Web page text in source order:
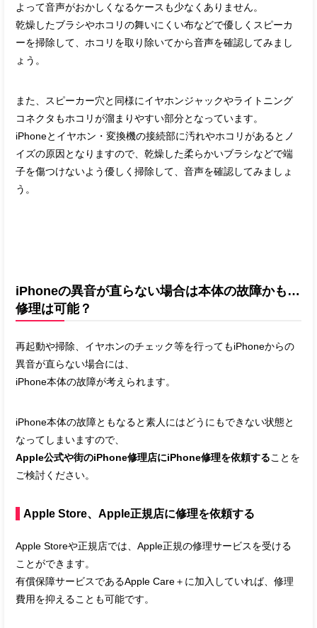
よって音声がおかしくなるケースも少なくありません。
乾燥したブラシやホコリの舞いにくい布などで優しくスピーカ
ーを掃除して、ホコリを取り除いてから音声を確認してみまし
ょう。
また、スピーカー穴と同様にイヤホンジャックやライトニング
コネクタもホコリが溜まりやすい部分となっています。
iPhoneとイヤホン・変換機の接続部に汚れやホコリがあるとノ
イズの原因となりますので、乾燥した柔らかいブラシなどで端
子を傷つけないよう優しく掃除して、音声を確認してみましょ
う。
iPhoneの異音が直らない場合は本体の故障かも…
修理は可能？
再起動や掃除、イヤホンのチェック等を行ってもiPhoneからの
異音が直らない場合には、
iPhone本体の故障が考えられます。
iPhone本体の故障ともなると素人にはどうにもできない状態と
なってしまいますので、
Apple公式や街のiPhone修理店にiPhone修理を依頼することを
ご検討ください。
Apple Store、Apple正規店に修理を依頼する
Apple Storeや正規店では、Apple正規の修理サービスを受ける
ことができます。
有償保障サービスであるApple Care＋に加入していれば、修理
費用を抑えることも可能です。